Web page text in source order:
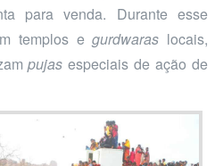
para venda. Durante esse
templos egurdwaras locais,
pujas especiais de ação de